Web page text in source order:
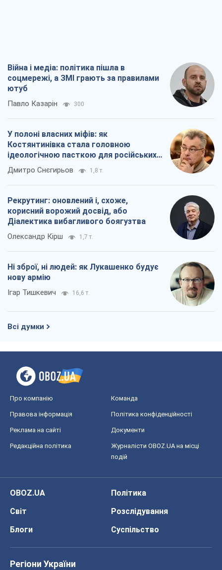
Війна і медіа: політика пішла в
соцмережі, а ЗМІ грають за правилами
ютуб
Павло Казарін 300
У полоні власних міфів: як
Костянтинівка стала головною
ідеологічною пасткою для російських
окупантів
Дмитро Снєгирьов 1,8 т.
Рекрутинг: оновлений і, схоже,
корисний ворожий досвід, або
Діалектика вибагливого боягузтва
Олександр Кірш 1,7 т.
Ні зброї, ні людей: як Лукашенко будує
нову армію
Ігар Тишкевич 16,6 т.
Всі думки
Про компанію Команда
Правова інформація Політика конфіденційності
Реклама на сайті Документи
Редакційна політика
Журналісти OBOZ.UA на місці
подій
OBOZ.UA
Політика
Світ
Розслідування
Блоги
Суспільство
Регіони України